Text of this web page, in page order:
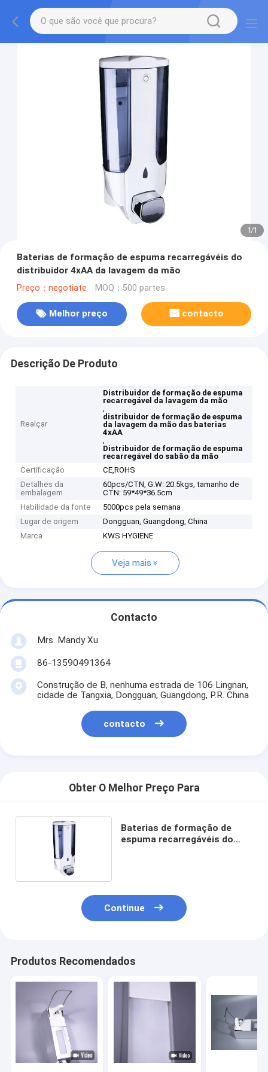
1/1
Baterias de formação de espuma recarregávéis do
distribuidor 4xAA da lavagem da mão
Preço：negotiate MOQ：500 partes
Melhor preço contacto
Descrição De Produto
Realçar
Distribuidor de formação de espuma
recarregável da lavagem da mão
,
distribuidor de formação de espuma
da lavagem da mão das baterias
4xAA
,
Distribuidor de formação de espuma
recarregável do sabão da mão
Certificação
CE,ROHS
Detalhes da
embalagem
60pcs/CTN, G.W: 20.5kgs, tamanho de
CTN: 59*49*36.5cm
Habilidade da fonte
5000pcs pela semana
Lugar de origem
Dongguan, Guangdong, China
Marca
KWS HYGIENE
Veja mais
Contacto
Mrs. Mandy Xu
86-13590491364
Construção de B, nenhuma estrada de 106 Lingnan,
cidade de Tangxia, Dongguan, Guangdong, P.R. China
contacto
Obter O Melhor Preço Para
Baterias de formação de
espuma recarregávéis do
Continue
Produtos Recomendados